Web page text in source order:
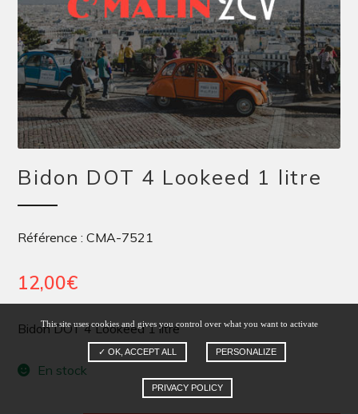
Bidon DOT 4 Lookeed 1 litre
Référence : CMA-7521
12,00€
Bidon DOT 4 Lookeed 1 litre
En stock
This site uses cookies and gives you control over what you want to activate
✓ OK, ACCEPT ALL PERSONALIZE
PRIVACY POLICY